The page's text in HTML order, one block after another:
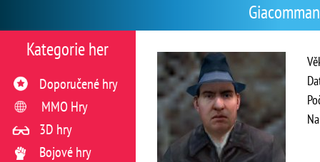
Kategorie her
Doporučené hry
MMO Hry
3D hry
Bojové hry